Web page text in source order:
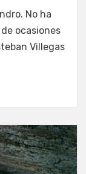
No ha
ocasiones
Villegas